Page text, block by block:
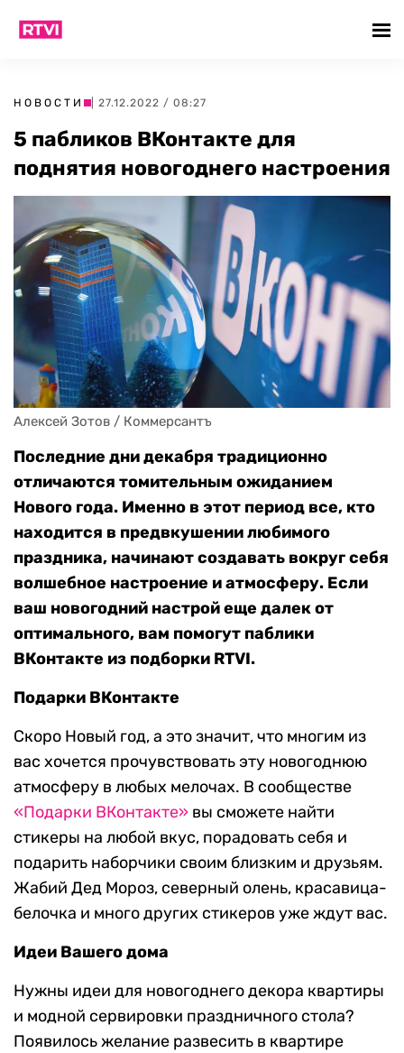
НОВОСТИ | 27.12.2022 / 08:27
5 пабликов ВКонтакте для
поднятия новогоднего настроения
Алексей Зотов / Коммерсантъ
Последние дни декабря традиционно
отличаются томительным ожиданием
Нового года. Именно в этот период все, кто
находится в предвкушении любимого
праздника, начинают создавать вокруг себя
волшебное настроение и атмосферу. Если
ваш новогодний настрой еще далек от
оптимального, вам помогут паблики
ВКонтакте из подборки RTVI.
Подарки ВКонтакте
Скоро Новый год, а это значит, что многим из
вас хочется прочувствовать эту новогоднюю
атмосферу в любых мелочах. В сообществе
«Подарки ВКонтакте» вы сможете найти
стикеры на любой вкус, порадовать себя и
подарить наборчики своим близким и друзьям.
Жабий Дед Мороз, северный олень, красавица-
белочка и много других стикеров уже ждут вас.
Идеи Вашего дома
Нужны идеи для новогоднего декора квартиры
и модной сервировки праздничного стола?
Появилось желание развесить в квартире